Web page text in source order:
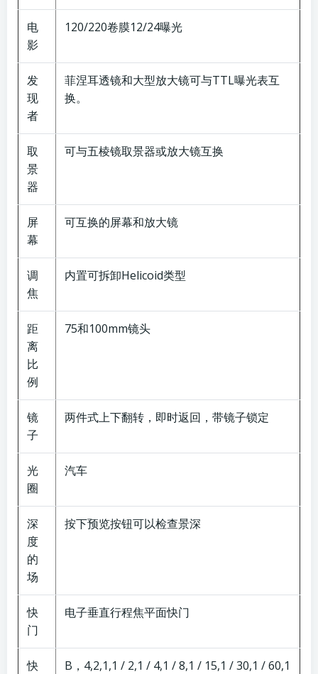
电
影
120/220卷膜12/24曝光
发
现
者
菲涅耳透镜和大型放大镜可与TTL曝光表互
换。
取
景
器
可与五棱镜取景器或放大镜互换
屏
幕
可互换的屏幕和放大镜
调
焦
内置可拆卸Helicoid类型
距
离
比
例
75和100mm镜头
镜
子
两件式上下翻转，即时返回，带镜子锁定
光
圈
汽车
深
度
的
场
按下预览按钮可以检查景深
快
门
电子垂直行程焦平面快门
快
B，4,2,1,1 / 2,1 / 4,1 / 8,1 / 15,1 / 30,1 / 60,1